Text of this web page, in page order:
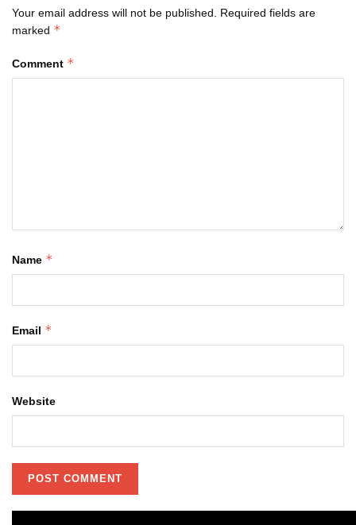
Your email address will not be published.
Required fields are
marked *
Comment *
Name *
Email *
Website